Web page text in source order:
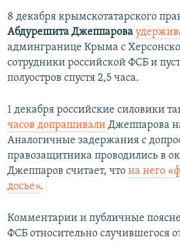
8 декабря крымскотатарского
Абдурешита Джеппарова
админгранице Крыма с
сотрудники российской ФСБ и
полуостров спустя 2,5 часа.
1 декабря российские силовики
часов допрашивали Джеппарова
Аналогичные задержания с
правозащитника проводились в
Джеппаров считает, что на него
досье».
Комментарии и публичные
ФСБ относительно случившегося